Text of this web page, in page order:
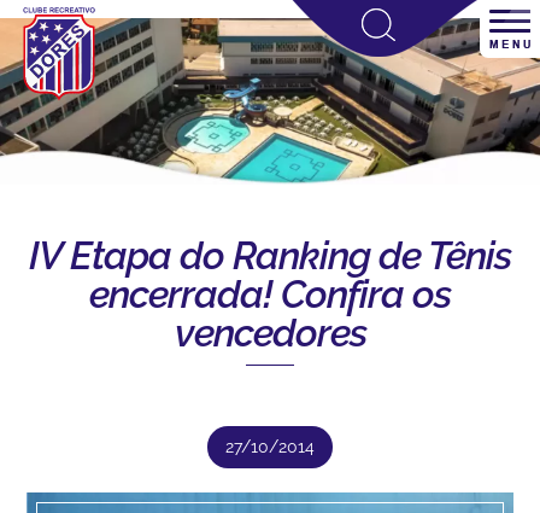
IV Etapa do Ranking de Tênis
encerrada! Confira os
vencedores
27/10/2014